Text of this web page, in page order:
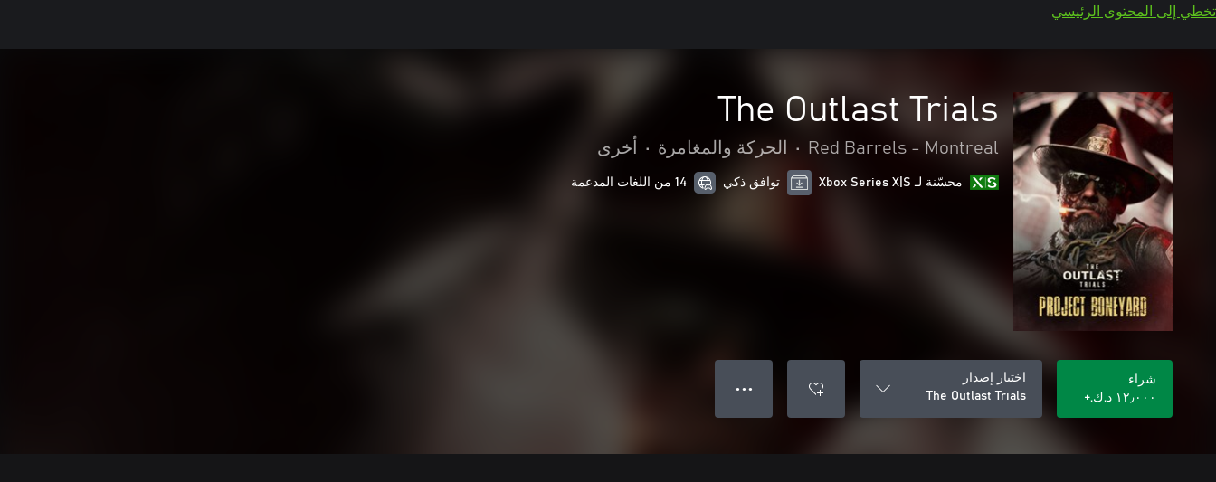
تخطي إلى المحتوى الرئيسي
The Outlast Trials
Red Barrels - Montreal
• الحركة والمغامرة • أخرى
محسّنة لـ Xbox Series X|S توافق ذكي 14 من اللغات المدعمة
شراء
١٢٫٠٠٠ د.ك.‏+
اختيار إصدار
The Outlast Trials
● ● ●